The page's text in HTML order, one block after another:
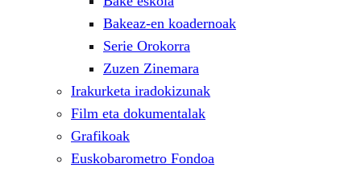
Bakeaz-en koadernoak
Serie Orokorra
Zuzen Zinemara
Irakurketa iradokizunak
Film eta dokumentalak
Grafikoak
Euskobarometro Fondoa